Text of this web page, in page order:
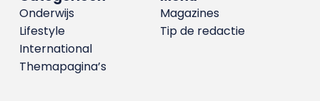
Magazines
Tip de redactie
Onderwijs
Lifestyle
International
Themapagina’s